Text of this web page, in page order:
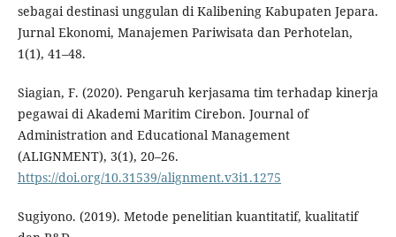
sebagai destinasi unggulan di Kalibening Kabupaten Jepara.
Jurnal Ekonomi, Manajemen Pariwisata dan Perhotelan,
1(1), 41–48.
Siagian, F. (2020). Pengaruh kerjasama tim terhadap kinerja
pegawai di Akademi Maritim Cirebon. Journal of
Administration and Educational Management
(ALIGNMENT), 3(1), 20–26.
https://doi.org/10.31539/alignment.v3i1.1275
Sugiyono. (2019). Metode penelitian kuantitatif, kualitatif